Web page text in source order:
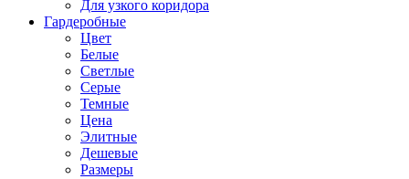
Для узкого коридора
Гардеробные
Цвет
Белые
Светлые
Серые
Темные
Цена
Элитные
Дешевые
Размеры